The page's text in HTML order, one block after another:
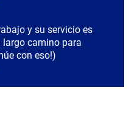
y su servicio es
largo camino para
con eso!)